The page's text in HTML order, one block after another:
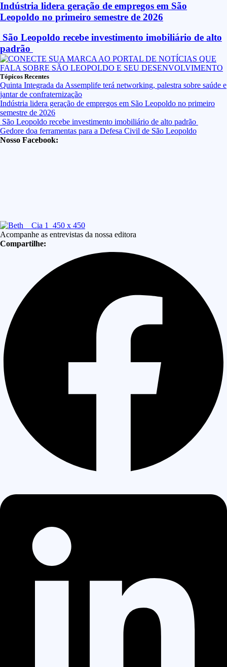
Indústria lidera geração de empregos em São
Leopoldo no primeiro semestre de 2026
São Leopoldo recebe investimento imobiliário de alto
padrão
Tópicos Recentes
Quinta Integrada da Assemplife terá networking, palestra sobre saúde e
jantar de confraternização
Indústria lidera geração de empregos em São Leopoldo no primeiro
semestre de 2026
São Leopoldo recebe investimento imobiliário de alto padrão
Gedore doa ferramentas para a Defesa Civil de São Leopoldo
Nosso Facebook:
Acompanhe as entrevistas da nossa editora
Compartilhe: